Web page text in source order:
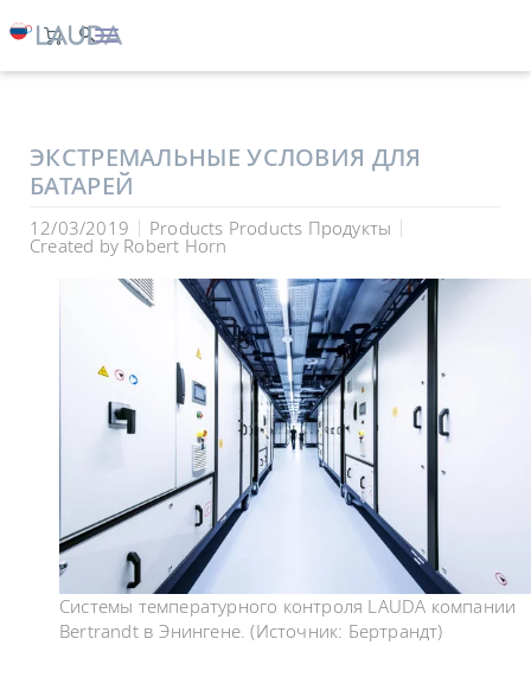
ЭКСТРЕМАЛЬНЫЕ УСЛОВИЯ ДЛЯ
БАТАРЕЙ
12/03/2019 Products Products Продукты
Created by Robert Horn
Системы температурного контроля LAUDA компании
Bertrandt в Энингене. (Источник: Бертрандт)